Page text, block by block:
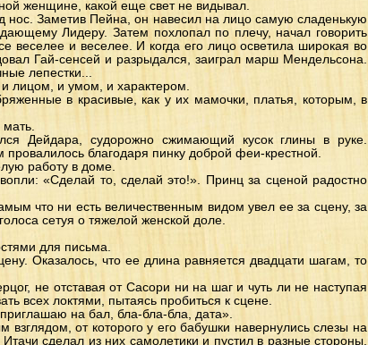
женщине, какой еще свет не видывал.
нос. Заметив Пейна, он навесил на лицо самую сладенькую
Лидеру. Затем похлопал по плечу, начал говорить
веселее и веселее. И когда его лицо осветила широкая во
Гай-сенсей и разрыдался, заиграл марш Мендельсона.
лепестки...
лицом, и умом, и характером.
в красивые, как у их мамочки, платья, которым, в
Дейдара, судорожно сжимающий кусок глины в руке.
благодаря пинку доброй феи-крестной.
работу в доме.
«Сделай то, сделай это!». Принц за сценой радостно
что ни есть величественным видом увел ее за сцену, за
сетуя о тяжелой женской доле.
для письма.
Оказалось, что ее длина равняется двадцати шагам, то
не отставая от Сасори ни на шаг и чуть ли не наступая
всех локтями, пытаясь пробиться к сцене.
на бал, бла-бла-бла, дата».
взглядом, от которого у его бабушки навернулись слезы на
сделал из них самолетики и пустил в разные стороны,